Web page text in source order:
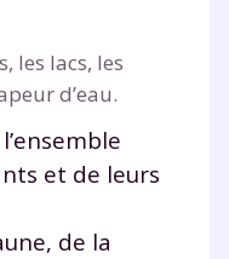
les lacs, les
d’eau.
l’ensemble
et de leurs
de la